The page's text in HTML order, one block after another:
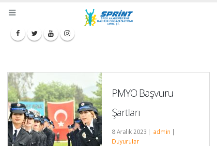
PMYO Başvuru
Şartları
8 Aralık 2023 | admin |
Duyurular